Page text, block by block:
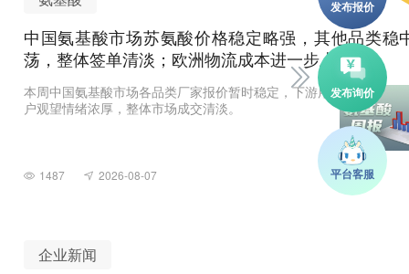
中国氨基酸市场苏氨酸价格稳定略强，其他品类稳
荡，整体签单清淡；欧洲物流成本进一步上升
本周中国氨基酸市场各品类厂家报价暂时稳定，下游用
户观望情绪浓厚，整体市场成交清淡。
1487 2026-08-07
企业新闻